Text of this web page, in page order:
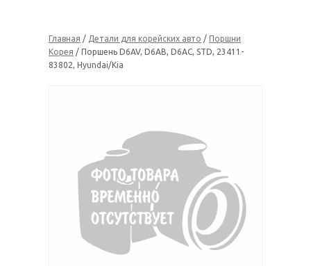
Главная / Детали для корейских авто / Поршни
Корея / Поршень D6AV, D6AB, D6AC, STD, 23411-
83802, Hyundai/Kia